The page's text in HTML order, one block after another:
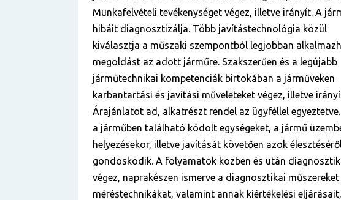
Munkafelvételi tevékenységet végez, illetve irányít. A
hibáit diagnosztizálja. Több javítástechnológia közül
kiválasztja a műszaki szempontból legjobban
megoldást az adott járműre. Szakszerűen és a legújabb
járműtechnikai kompetenciák birtokában a járműveken
karbantartási és javítási műveleteket végez, illetve
Árajánlatot ad, alkatrészt rendel az ügyféllel egyeztetve.
a járműben található kódolt egységeket, a jármű
helyezésekor, illetve javítását követően azok
gondoskodik. A folyamatok közben és után
végez, naprakészen ismerve a diagnosztikai műszereket
méréstechnikákat, valamint annak kiértékelési eljárásait,